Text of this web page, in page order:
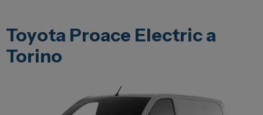
Opel
Peugeot
Citroen
Toyota Proace Electric a
Torino